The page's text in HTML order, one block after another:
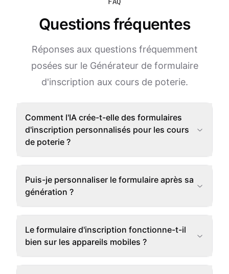
Questions fréquentes
Réponses aux questions fréquemment
posées sur le Générateur de formulaire
d'inscription aux cours de poterie.
Comment l'IA crée-t-elle des formulaires
d'inscription personnalisés pour les cours
de poterie ?
Puis-je personnaliser le formulaire après sa
génération ?
Le formulaire d'inscription fonctionne-t-il
bien sur les appareils mobiles ?